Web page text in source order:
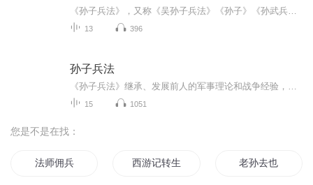
13 396
孙子兵法
15 1051
您是不是在找：
法师佣兵 西游记转生孙大圣 老孙去也